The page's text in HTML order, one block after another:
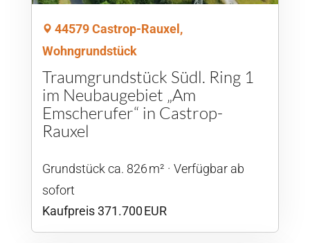
44579 Castrop-Rauxel,
Wohngrundstück
Traumgrundstück Südl. Ring 1
im Neubaugebiet „Am
Emscherufer“ in Castrop-
Rauxel
Grund­stück ca. 826 m²
Verfügbar ab
sofort
Kaufpreis 371.700 EUR